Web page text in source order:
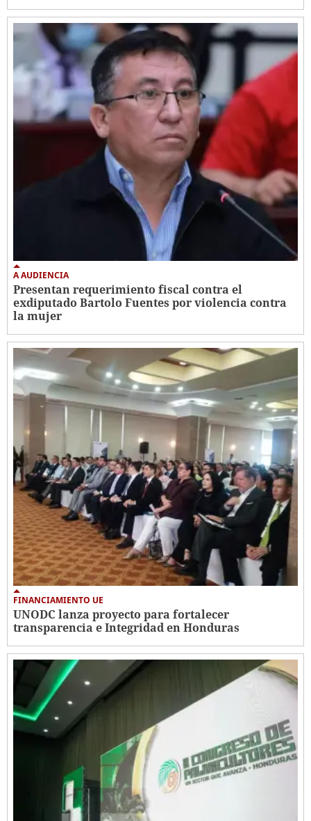
A AUDIENCIA
Presentan requerimiento fiscal contra el
exdiputado Bartolo Fuentes por violencia contra
la mujer
FINANCIAMIENTO UE
UNODC lanza proyecto para fortalecer
transparencia e Integridad en Honduras